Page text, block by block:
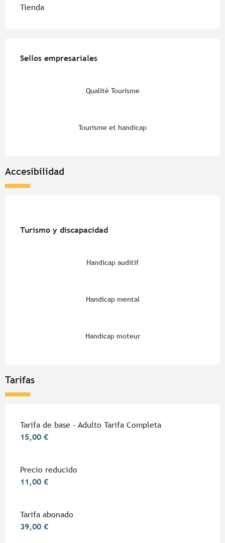
Tienda
Sellos empresariales
Sellos empresariales
Qualité Tourisme
Tourisme et handicap
Accesibilidad
Turismo y discapacidad
Turismo y discapacidad
Handicap auditif
Handicap mental
Handicap moteur
Tarifas
Tarifas 2026
Tarifa de base - Adulto Tarifa Completa
15,00 €
Precio reducido
11,00 €
Tarifa abonado
39,00 €